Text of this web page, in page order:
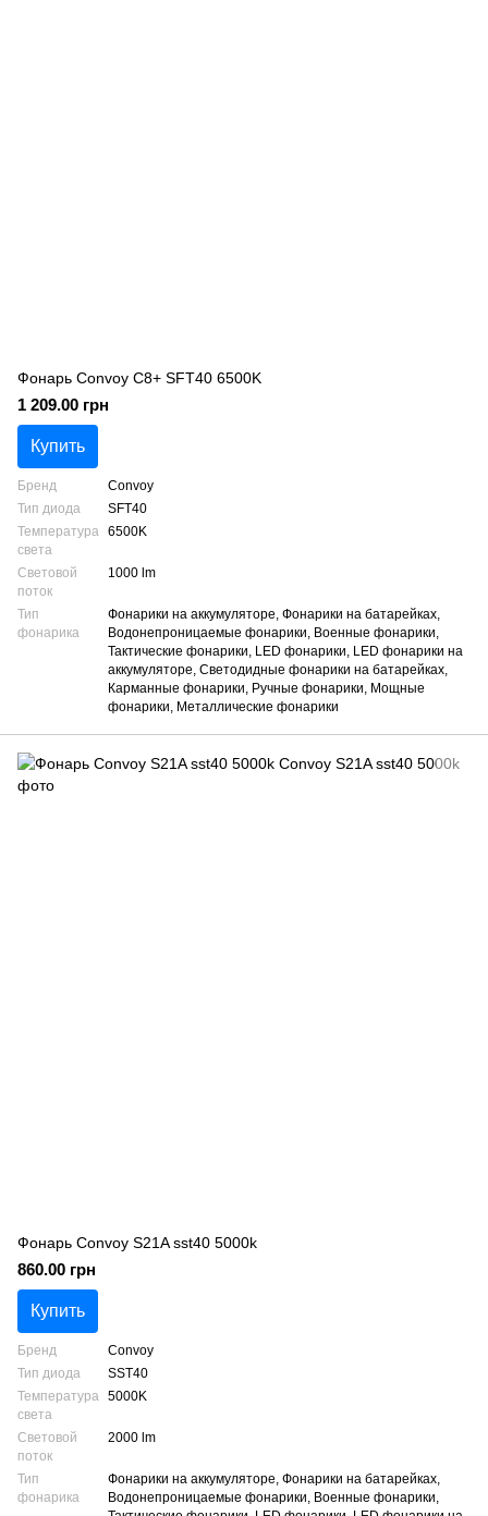
Фонарь Convoy C8+ SFT40 6500K
1 209.00 грн
Купить
Бренд
Convoy
Тип диода
SFT40
Температура
света
6500K
Световой
поток
1000 lm
Тип
фонарика
Фонарики на аккумуляторе, Фонарики на батарейках,
Водонепроницаемые фонарики, Военные фонарики,
Тактические фонарики, LED фонарики, LED фонарики на
аккумуляторе, Светодидные фонарики на батарейках,
Карманные фонарики, Ручные фонарики, Мощные
фонарики, Металлические фонарики
Фонарь Convoy S21A sst40 5000k
860.00 грн
Купить
Бренд
Convoy
Тип диода
SST40
Температура
света
5000K
Световой
поток
2000 lm
Тип
фонарика
Фонарики на аккумуляторе, Фонарики на батарейках,
Водонепроницаемые фонарики, Военные фонарики,